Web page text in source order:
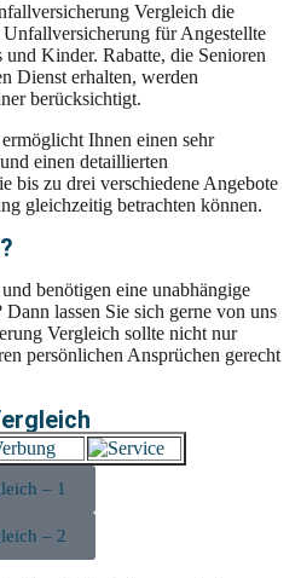
Vergleich die
für Angestellte
Kinder. Rabatte, die Senioren
Dienst erhalten, werden
berücksichtigt.
Ihnen einen sehr
einen detaillierten
bis zu drei verschiedene Angebote
gleichzeitig betrachten können.
benötigen eine unabhängige
lassen Sie sich gerne von uns
Vergleich sollte nicht nur
persönlichen Ansprüchen gerecht
– 1
– 2